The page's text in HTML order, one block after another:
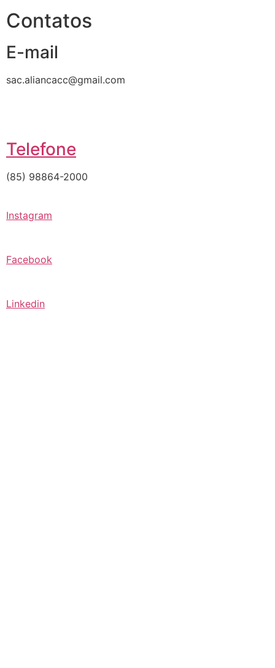
Contatos
E-mail
sac.aliancacc@gmail.com
Telefone
(85) 98864-2000
Instagram
Facebook
Linkedin